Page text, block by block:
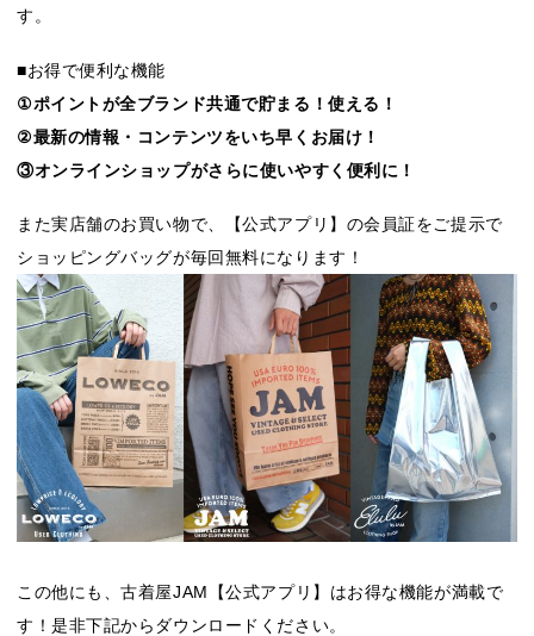
す。
■お得で便利な機能
①ポイントが全ブランド共通で貯まる！使える！
②最新の情報・コンテンツをいち早くお届け！
③オンラインショップがさらに使いやすく便利に！
また実店舗のお買い物で、【公式アプリ】の会員証をご提示で
ショッピングバッグが毎回無料になります！
この他にも、古着屋JAM【公式アプリ】はお得な機能が満載で
す！是非下記からダウンロードください。